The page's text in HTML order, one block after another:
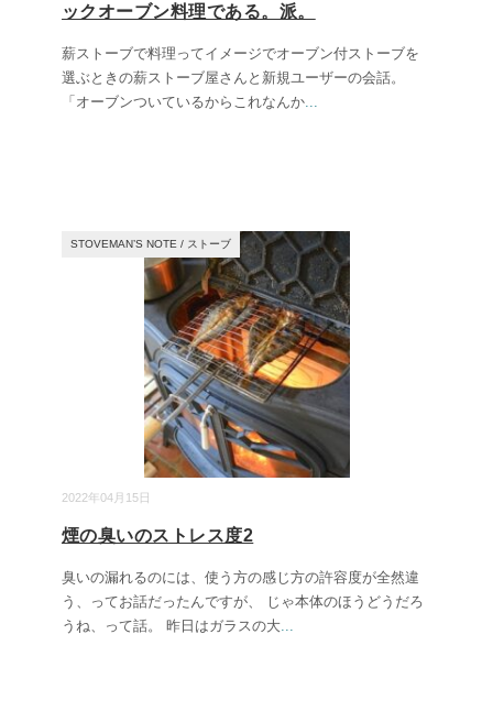
ックオーブン料理である。派。
薪ストーブで料理ってイメージでオーブン付ストーブを
選ぶときの薪ストーブ屋さんと新規ユーザーの会話。
「オーブンついているからこれなんか...
2022年04月15日
STOVEMAN’S NOTE / ストーブ
煙の臭いのストレス度2
臭いの漏れるのには、使う方の感じ方の許容度が全然違
う、ってお話だったんですが、 じゃ本体のほうどうだろ
うね、って話。 昨日はガラスの大...